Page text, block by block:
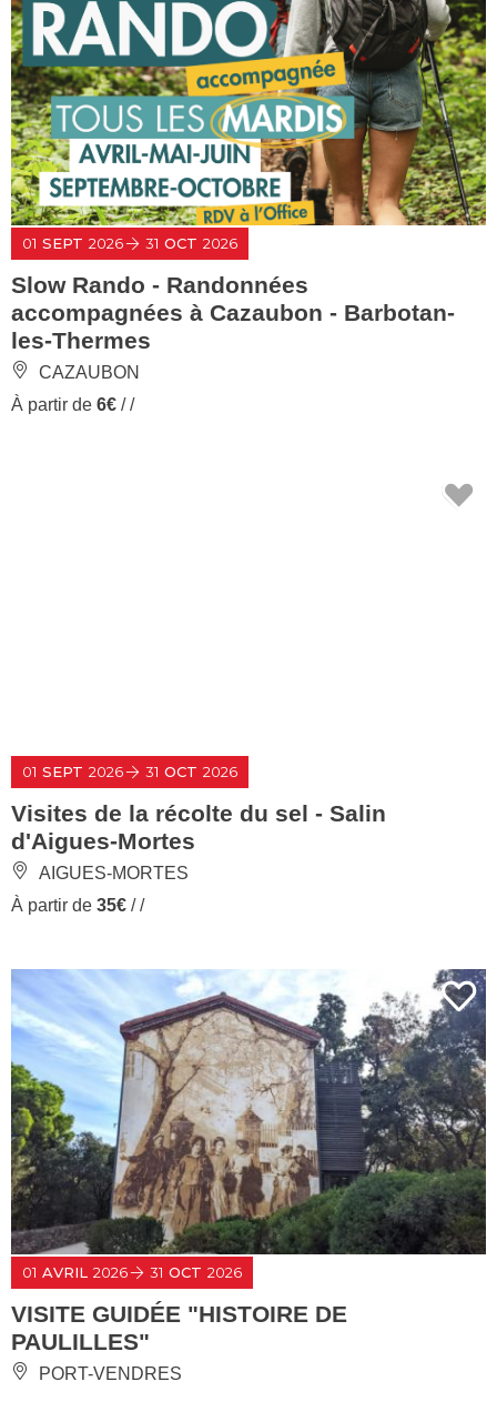
01 SEPT 2026 31 OCT 2026
Slow Rando - Randonnées
accompagnées à Cazaubon - Barbotan-
les-Thermes
CAZAUBON
À partir de 6€ / /
01 SEPT 2026 31 OCT 2026
Visites de la récolte du sel - Salin
d'Aigues-Mortes
AIGUES-MORTES
À partir de 35€ / /
01 AVRIL 2026 31 OCT 2026
VISITE GUIDÉE "HISTOIRE DE
PAULILLES"
PORT-VENDRES